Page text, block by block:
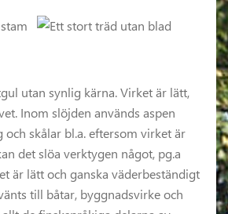
utan synlig kärna. Virket är lätt,
Inom slöjden används aspen
skålar bl.a. eftersom virket är
det slöa verktygen något, pg.a
är lätt och ganska väderbeständigt
till båtar, byggnadsvirke och